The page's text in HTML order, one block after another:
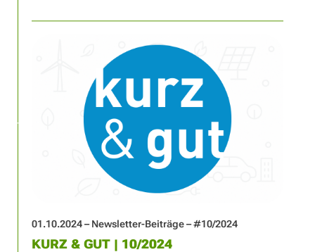
01.10.2024 – Newsletter-Beiträge – #10/2024
KURZ & GUT | 10/2024